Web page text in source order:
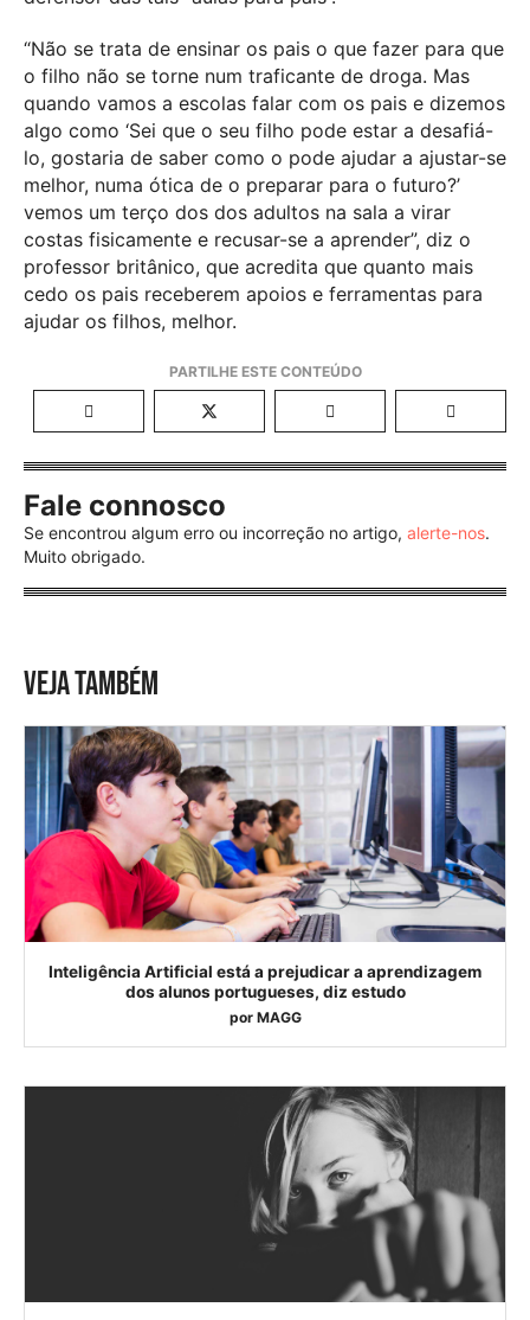
“Não se trata de ensinar os pais o que fazer para que
o filho não se torne num traficante de droga. Mas
quando vamos a escolas falar com os pais e dizemos
algo como ‘Sei que o seu filho pode estar a desafiá-
lo, gostaria de saber como o pode ajudar a ajustar-se
melhor, numa ótica de o preparar para o futuro?’
vemos um terço dos dos adultos na sala a virar
costas fisicamente e recusar-se a aprender”, diz o
professor britânico, que acredita que quanto mais
cedo os pais receberem apoios e ferramentas para
ajudar os filhos, melhor.
Fale connosco
Se encontrou algum erro ou incorreção no artigo, alerte-nos.
Muito obrigado.
VEJA TAMBÉM
Inteligência Artificial está a prejudicar a aprendizagem
dos alunos portugueses, diz estudo
por MAGG